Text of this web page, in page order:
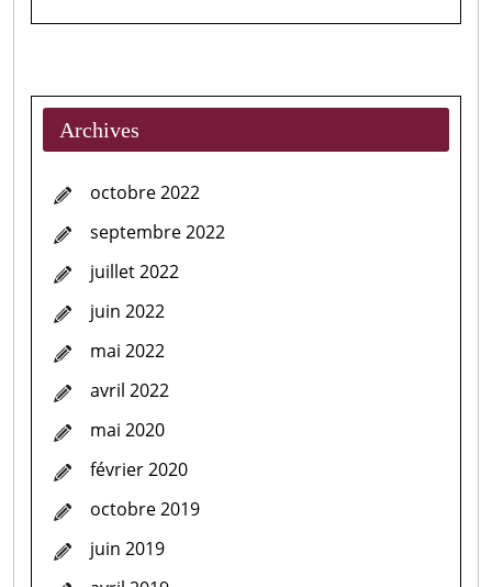
Archives
octobre 2022
septembre 2022
juillet 2022
juin 2022
mai 2022
avril 2022
mai 2020
février 2020
octobre 2019
juin 2019